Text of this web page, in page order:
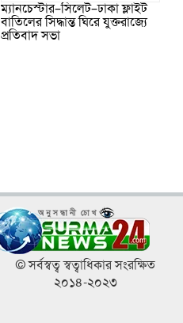
ম্যানচেস্টার–সিলেট–ঢাকা ফ্লাইট
বাতিলের সিদ্ধান্ত ঘিরে যুক্তরাজ্যে
প্রতিবাদ সভা
© সর্বস্বত্ব স্বত্বাধিকার সংরক্ষিত
২০১৪-২০২৩